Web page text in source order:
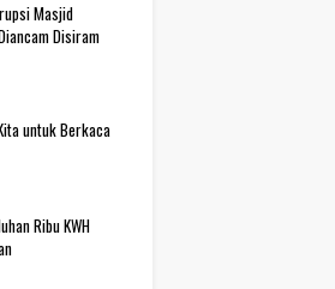
Masjid
Disiram
untuk Berkaca
Ribu KWH